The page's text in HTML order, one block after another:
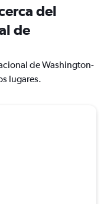
del
de
de Washington-
lugares.